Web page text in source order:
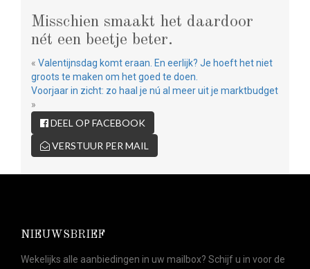
Misschien smaakt het daardoor
nét een beetje beter.
« Valentijnsdag komt eraan. En eerlijk? Je hoeft het niet
groots te maken om het goed te doen.
Voorjaar in zicht: zo haal je nú al meer uit je marktbudget
»
DEEL OP FACEBOOK
VERSTUUR PER MAIL
NIEUWSBRIEF
Wekelijks alle aanbiedingen in uw mailbox? Schijf u in voor de